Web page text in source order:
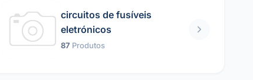
circuitos de fusíveis
eletrónicos
87 Produtos